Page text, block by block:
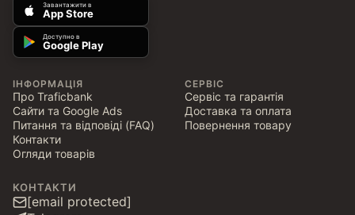
Завантажити в
App Store
Доступно в
Google Play
ІНФОРМАЦІЯ
Про Traficbank
Сайти та Google Ads
Питання та відповіді (FAQ)
Контакти
Огляди товарів
СЕРВІС
Сервіс та гарантія
Доставка та оплата
Повернення товару
КОНТАКТИ
[email protected]